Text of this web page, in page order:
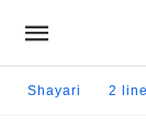
Shayari 2